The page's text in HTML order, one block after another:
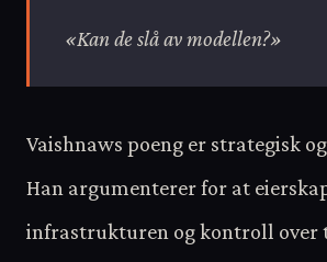
«Kan de slå av modellen?»
Vaishnaws poeng er strategisk
Han argumenterer for at
infrastrukturen og kontroll over